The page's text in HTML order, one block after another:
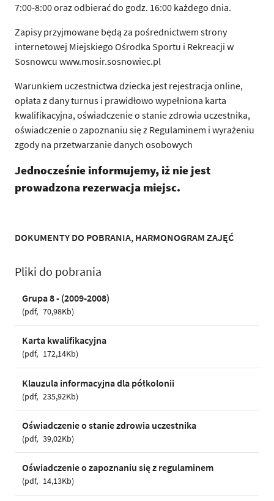
7:00-8:00 oraz odbierać do godz. 16:00 każdego dnia.
Zapisy przyjmowane będą za pośrednictwem strony
internetowej Miejskiego Ośrodka Sportu i Rekreacji w
Sosnowcu www.mosir.sosnowiec.pl
Warunkiem uczestnictwa dziecka jest rejestracja online,
opłata z dany turnus i prawidłowo wypełniona karta
kwalifikacyjna, oświadczenie o stanie zdrowia uczestnika,
oświadczenie o zapoznaniu się z Regulaminem i wyrażeniu
zgody na przetwarzanie danych osobowych
Jednocześnie informujemy, iż nie jest
prowadzona rezerwacja miejsc.
DOKUMENTY DO POBRANIA, HARMONOGRAM ZAJĘĆ
Pliki do pobrania
Grupa 8 - (2009-2008)
pdf 70,98Kb
Karta kwalifikacyjna
pdf 172,14Kb
Klauzula informacyjna dla półkolonii
pdf 235,92Kb
Oświadczenie o stanie zdrowia uczestnika
pdf 39,02Kb
Oświadczenie o zapoznaniu się z regulaminem
pdf 14,13Kb